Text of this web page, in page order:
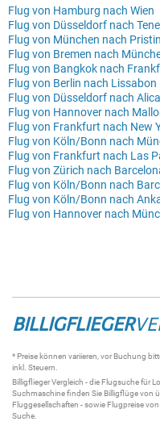
Flug von Hamburg nach Wien
Flug von Düsseldorf nach
Flug von München nach
Flug von Bremen nach
Flug von Bangkok nach
Flug von Berlin nach Lissabon
Flug von Düsseldorf nach
Flug von Hannover nach
Flug von Frankfurt nach New
Flug von Köln/Bonn nach
Flug von Frankfurt nach Las
Flug von Zürich nach
Flug von Köln/Bonn nach
Flug von Köln/Bonn nach
Flug von Hannover nach
BILLIGFLIEGER
* Preise können variieren, vor Buchung
inkl. Steuern.
BilligfliegerVergleich - die Flugsuchefür
Suchmaschinefinden Sie Billigflügevon
Fluggesellschaften - sowie Flugpreise
Suche